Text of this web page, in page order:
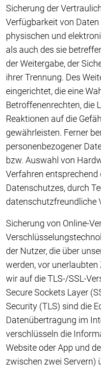
Sicherung der
Verfügbarkeit von
physischen und
als auch des sie
der Weitergabe, der
ihrer Trennung. Des
eingerichtet, die eine
Betroffenenrechten, die
Reaktionen auf die
gewährleisten. Ferner
personenbezogener
bzw. Auswahl von
Verfahren entsprechend
Datenschutzes, durch
datenschutzfreundliche
Sicherung von Online-
der Nutzer, die über
werden, vor
wir auf die TLS-/SSL-
Secure Sockets Layer
Security (TLS) sind die
Datenübertragung im
verschlüsseln die
Website oder App und
zwischen zwei Servern)